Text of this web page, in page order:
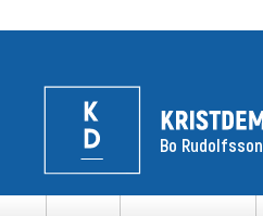
Bo Rudolfsson